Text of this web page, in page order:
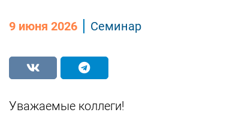
9 июня 2026 Семинар
Уважаемые коллеги!